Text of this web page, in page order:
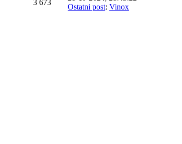
3 673
Ostatni post: Vinox